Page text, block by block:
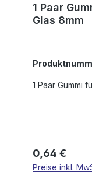
1 Paar
Glas 8mm
1 Paar Gummi
Regulärer
0,64 €
Preise inkl.